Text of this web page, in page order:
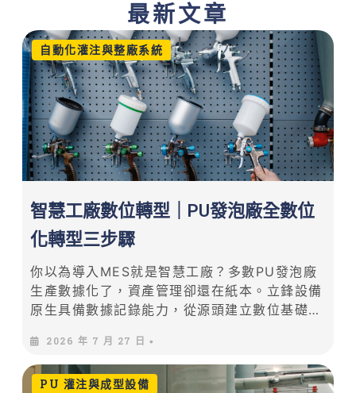
最新文章
智慧工廠數位轉型｜PU發泡廠全數位
化轉型三步驟
你以為導入MES就是智慧工廠？多數PU發泡廠
生產數據化了，資產管理卻還在紙本。立鋒設備
原生具備數據記錄能力，從源頭建立數位基礎；
步驟完成全數位化轉型。
2026 年 7 月 27 日 •
自動化灌注與整廠系統
PU 灌注與成型設備